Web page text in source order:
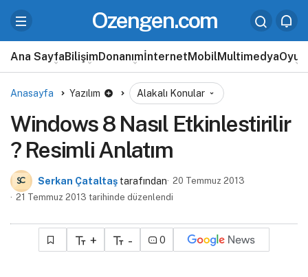
Ozengen.com
Ana SayfaBilişimDonanımİnternetMobilMultimedyaOyun
Anasayfa Yazılım Alakalı Konular
Windows 8 Nasıl Etkinlestirilir
? Resimli Anlatım
Serkan Çataltaş tarafından 20 Temmuz 2013
21 Temmuz 2013 tarihinde düzenlendi
+ - 0